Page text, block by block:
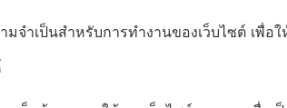
จำเป็นสำหรับการทำงานของเว็บไซต์ เพื่